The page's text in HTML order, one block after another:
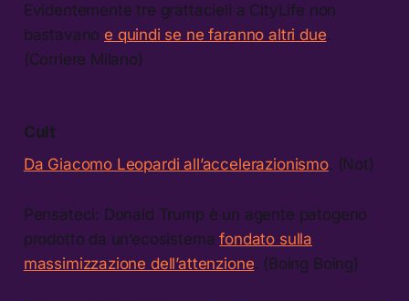
Evidentemente tre grattacieli a CityLife non
bastavano e quindi se ne faranno altri due.
(Corriere Milano)
Cult
Da Giacomo Leopardi all’accelerazionismo. (Not)
Pensateci: Donald Trump è un agente patogeno
prodotto da un’ecosistemafondato sulla
massimizzazione dell’attenzione. (Boing Boing)